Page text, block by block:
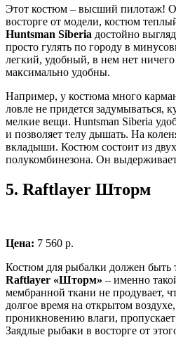
Этот костюм – высший пилотаж!
восторге от модели, костюм
Huntsman Siberia достойно
просто гулять по городу в
легкий, удобный, в нем нет
максимально удобны.
Например, у костюма много
ловле не придется задумываться,
мелкие вещи. Huntsman Siberia
и позволяет телу дышать. На
вкладыши. Костюм состоит из
полукомбинезона. Он
5. Raftlayer Шторм
Цена: 7 560 р.
Костюм для рыбалки должен
Raftlayer «Шторм» – именно
мембранной ткани не продувает,
долгое время на открытом
проникновению влаги, пропускает
Заядлые рыбаки в восторге от